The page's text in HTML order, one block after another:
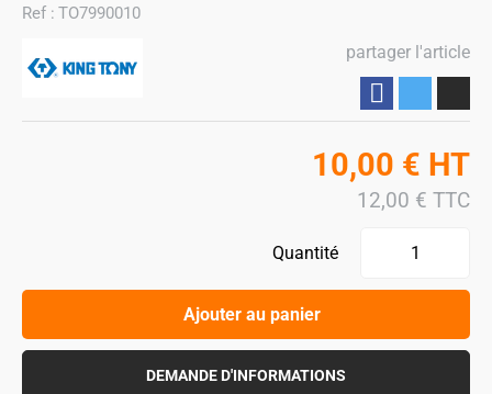
Ref : TO7990010
partager l'article
10,00 € HT
12,00 € TTC
Quantité
Ajouter au panier
DEMANDE D'INFORMATIONS